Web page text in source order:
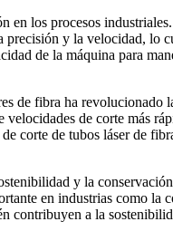
en los procesos
y la velocidad, lo
de la máquina para
de fibra ha revolucionado
velocidades de corte más
corte de tubos láser de
y la
en industrias como la
contribuyen a la